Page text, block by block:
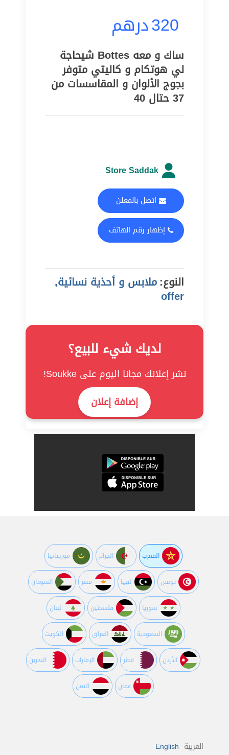
320درهم
ساك و معه Bottes شيحاجة
لي هوتكام و كاليتي متوفر
بجوج الألوان و المقاسسات من
37 حتال 40
Store Saddak
اتصل بالمعلن
إظهار رقم الهاتف
النوع:ملابس و أحذية نسائية,
offer
لديك شيء للبيع؟
نشر إعلانك مجانا اليوم على Soukke!
إضافة إعلان
المغرب الجزائر موريتانيا
تونس ليبيا مصر السودان
سوريا فلسطين لبنان
السعودية العراق الكويت
اﻷردن قطر اﻹمارات البحرين
عمان اليمن
العربية English